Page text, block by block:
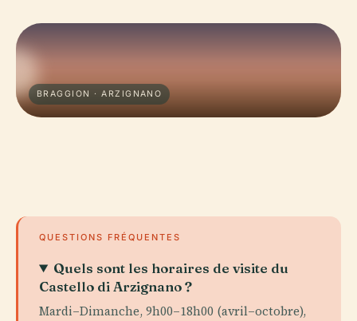
BRAGGION · ARZIGNANO
QUESTIONS FRÉQUENTES
Quels sont les horaires de visite du
Castello di Arzignano ?
Mardi–Dimanche, 9h00–18h00 (avril–octobre),